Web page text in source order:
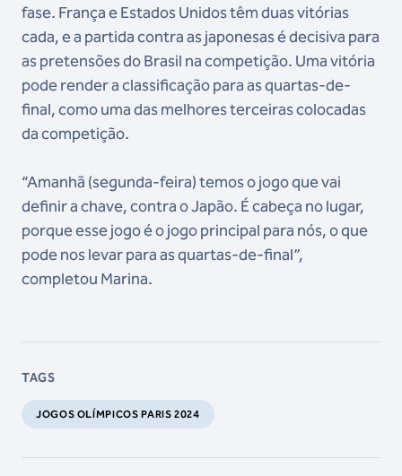
fase. França e Estados Unidos têm duas vitórias
cada, e a partida contra as japonesas é decisiva para
as pretensões do Brasil na competição. Uma vitória
pode render a classificação para as quartas-de-
final, como uma das melhores terceiras colocadas
da competição.
“Amanhã (segunda-feira) temos o jogo que vai
definir a chave, contra o Japão. É cabeça no lugar,
porque esse jogo é o jogo principal para nós, o que
pode nos levar para as quartas-de-final”,
completou Marina.
TAGS
JOGOS OLÍMPICOS PARIS 2024